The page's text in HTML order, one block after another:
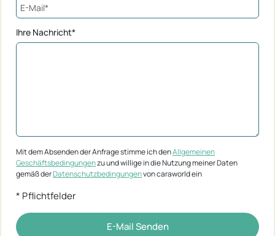
Ihre Nachricht*
Mit dem Absenden der Anfrage stimme ich denAllgemeinen
Geschäftsbedingungenzu und willige in die Nutzung meiner Daten
gemäß derDatenschutzbedingungenvon caraworld ein
* Pflichtfelder
E-Mail Senden